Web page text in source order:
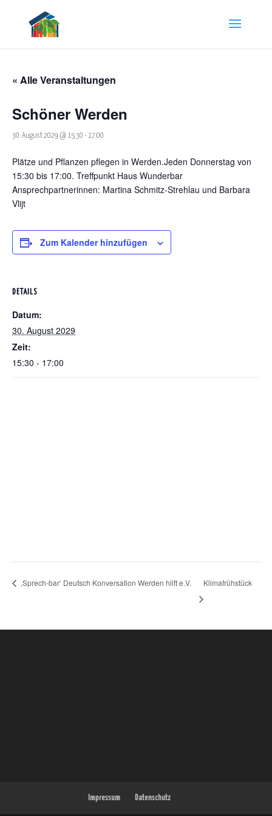
« Alle Veranstaltungen
Schöner Werden
30. August 2029 @ 15:30 - 17:00
Plätze und Pflanzen pflegen in Werden.Jeden Donnerstag von
15:30 bis 17:00. Treffpunkt Haus Wunderbar
Ansprechpartnerinnen: Martina Schmitz-Strehlau und Barbara
Vlijt
Zum Kalender hinzufügen
DETAILS
Datum:
30. August 2029
Zeit:
15:30 - 17:00
‚Sprech-bar‘ Deutsch Konversation Werden hilft e.V. Klimafrühstück
Impressum Datenschutz